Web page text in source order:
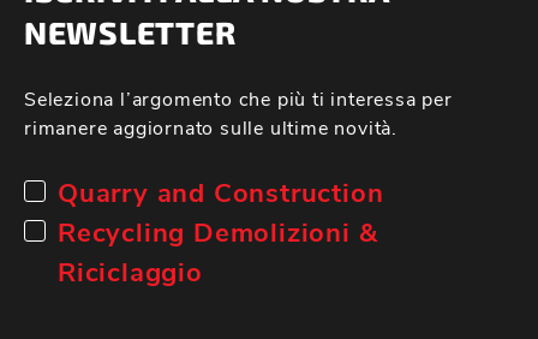
NEWSLETTER
Seleziona l’argomento che più ti interessa per
rimanere aggiornato sulle ultime novità.
Quarry and Construction
Recycling Demolizioni &
Riciclaggio